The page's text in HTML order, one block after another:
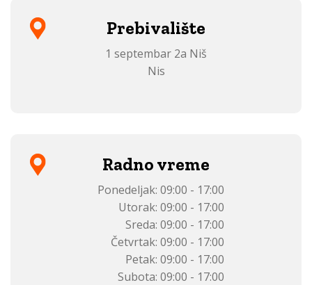
Prebivalište
1 septembar 2a Niš
Nis
Radno vreme
Ponedeljak: 09:00 - 17:00
Utorak: 09:00 - 17:00
Sreda: 09:00 - 17:00
Četvrtak: 09:00 - 17:00
Petak: 09:00 - 17:00
Subota: 09:00 - 17:00